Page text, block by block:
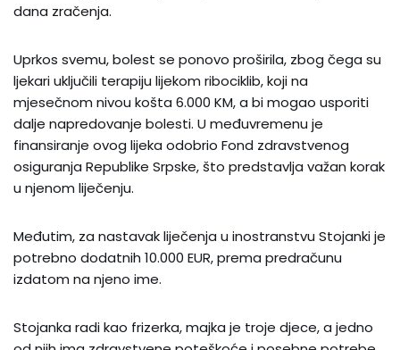
dana zračenja.
Uprkos svemu, bolest se ponovo proširila, zbog čega su
ljekari uključili terapiju lijekom ribociklib, koji na
mjesečnom nivou košta 6.000 KM, a bi mogao usporiti
dalje napredovanje bolesti. U međuvremenu je
finansiranje ovog lijeka odobrio Fond zdravstvenog
osiguranja Republike Srpske, što predstavlja važan korak
u njenom liječenju.
Međutim, za nastavak liječenja u inostranstvu Stojanki je
potrebno dodatnih 10.000 EUR, prema predračunu
izdatom na njeno ime.
Stojanka radi kao frizerka, majka je troje djece, a jedno